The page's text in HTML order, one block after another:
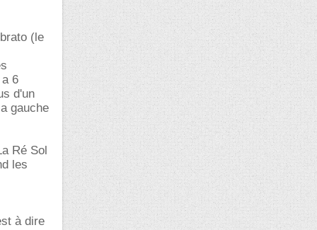
(le
6
d'un
gauche
Ré Sol
les
à dire